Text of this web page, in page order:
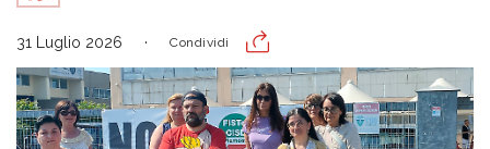
31 Luglio 2026 Condividi